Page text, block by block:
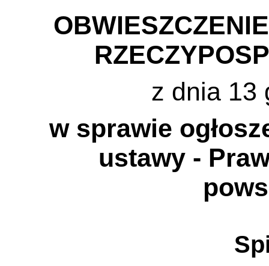
z dnia 13
w sprawie
ustawy -